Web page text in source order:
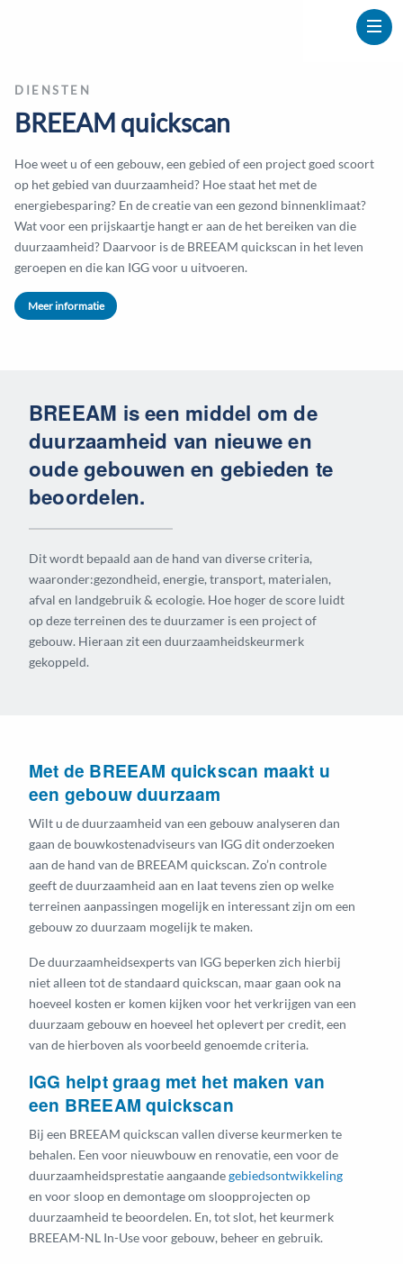
DIENSTEN
BREEAM quickscan
Hoe weet u of een gebouw, een gebied of een project goed scoort
op het gebied van duurzaamheid? Hoe staat het met de
energiebesparing? En de creatie van een gezond binnenklimaat?
Wat voor een prijskaartje hangt er aan de het bereiken van die
duurzaamheid? Daarvoor is de BREEAM quickscan in het leven
geroepen en die kan IGG voor u uitvoeren.
Meer informatie
BREEAM is een middel om de
duurzaamheid van nieuwe en
oude gebouwen en gebieden te
beoordelen.
Dit wordt bepaald aan de hand van diverse criteria,
waaronder:gezondheid, energie, transport, materialen,
afval en landgebruik & ecologie. Hoe hoger de score luidt
op deze terreinen des te duurzamer is een project of
gebouw. Hieraan zit een duurzaamheidskeurmerk
gekoppeld.
Met de BREEAM quickscan maakt u
een gebouw duurzaam
Wilt u de duurzaamheid van een gebouw analyseren dan
gaan de bouwkostenadviseurs van IGG dit onderzoeken
aan de hand van de BREEAM quickscan. Zo’n controle
geeft de duurzaamheid aan en laat tevens zien op welke
terreinen aanpassingen mogelijk en interessant zijn om een
gebouw zo duurzaam mogelijk te maken.
De duurzaamheidsexperts van IGG beperken zich hierbij
niet alleen tot de standaard quickscan, maar gaan ook na
hoeveel kosten er komen kijken voor het verkrijgen van een
duurzaam gebouw en hoeveel het oplevert per credit, een
van de hierboven als voorbeeld genoemde criteria.
IGG helpt graag met het maken van
een BREEAM quickscan
Bij een BREEAM quickscan vallen diverse keurmerken te
behalen. Een voor nieuwbouw en renovatie, een voor de
duurzaamheidsprestatie aangaandegebiedsontwikkeling
en voor sloop en demontage om sloopprojecten op
duurzaamheid te beoordelen. En, tot slot, het keurmerk
BREEAM-NL In-Use voor gebouw, beheer en gebruik.